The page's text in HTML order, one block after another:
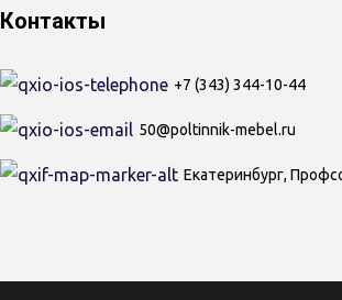
Контакты
+7 (343) 344-10-44
50@poltinnik-mebel.ru
Екатеринбург,